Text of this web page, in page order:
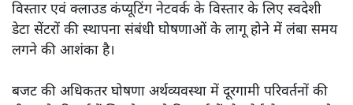
विस्तार एवं क्लाउड कंप्यूटिंग नेटवर्क के विस्तार के लिए स्वदेशी
डेटा सेंटरों की स्थापना संबंधी घोषणाओं के लागू होने में लंबा समय
लगने की आशंका है।
बजट की अधिकतर घोषणा अर्थव्यवस्था में दूरगामी परिवर्तनों की